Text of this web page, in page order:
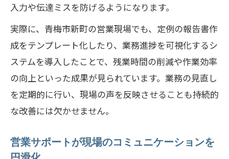
営業サポートを活かした属人化解消のコ
ツ
営業サポート導入がもたらすチームの変化
営業サポートが業務分担を明確にするポ
イント
営業サポート導入後の役割分担と連携強
化
営業サポートが育むチーム内の信頼関係
入力や伝達ミスを防げるようになります。
実際に、青梅市新町の営業現場でも、定例の報告書作
成をテンプレート化したり、業務進捗を可視化するシ
ステムを導入したことで、残業時間の削減や作業効率
の向上といった成果が見られています。業務の見直し
を定期的に行い、現場の声を反映させることも持続的
な改善には欠かせません。
営業サポートが現場のコミュニケーションを